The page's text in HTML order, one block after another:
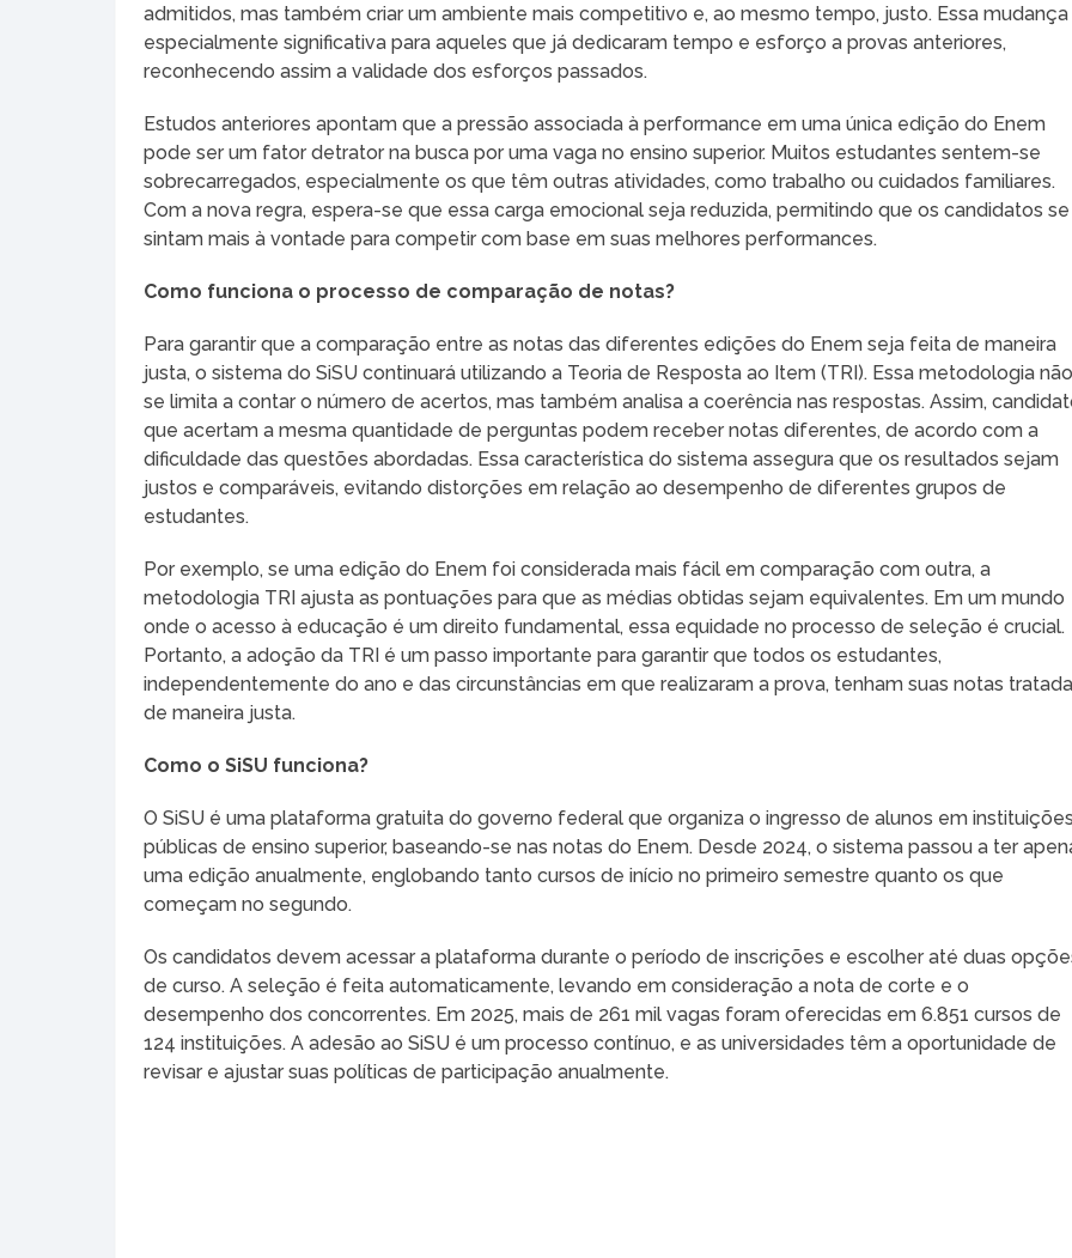
admitidos, mas também criar um ambiente mais competitivo e, ao mesmo tempo, justo. Essa mudança
especialmente significativa para aqueles que já dedicaram tempo e esforço a provas anteriores,
reconhecendo assim a validade dos esforços passados.
Estudos anteriores apontam que a pressão associada à performance em uma única edição do Enem
pode ser um fator detrator na busca por uma vaga no ensino superior. Muitos estudantes sentem-se
sobrecarregados, especialmente os que têm outras atividades, como trabalho ou cuidados familiares.
Com a nova regra, espera-se que essa carga emocional seja reduzida, permitindo que os candidatos se
sintam mais à vontade para competir com base em suas melhores performances.
Como funciona o processo de comparação de notas?
Para garantir que a comparação entre as notas das diferentes edições do Enem seja feita de maneira
justa, o sistema do SiSU continuará utilizando a Teoria de Resposta ao Item (TRI). Essa metodologia não
se limita a contar o número de acertos, mas também analisa a coerência nas respostas. Assim,
que acertam a mesma quantidade de perguntas podem receber notas diferentes, de acordo com a
dificuldade das questões abordadas. Essa característica do sistema assegura que os resultados sejam
justos e comparáveis, evitando distorções em relação ao desempenho de diferentes grupos de
estudantes.
Por exemplo, se uma edição do Enem foi considerada mais fácil em comparação com outra, a
metodologia TRI ajusta as pontuações para que as médias obtidas sejam equivalentes. Em um mundo
onde o acesso à educação é um direito fundamental, essa equidade no processo de seleção é crucial.
Portanto, a adoção da TRI é um passo importante para garantir que todos os estudantes,
independentemente do ano e das circunstâncias em que realizaram a prova, tenham suas notas
de maneira justa.
Como o SiSU funciona?
O SiSU é uma plataforma gratuita do governo federal que organiza o ingresso de alunos em instituições
públicas de ensino superior, baseando-se nas notas do Enem. Desde 2024, o sistema passou a ter
uma edição anualmente, englobando tanto cursos de início no primeiro semestre quanto os que
começam no segundo.
Os candidatos devem acessar a plataforma durante o período de inscrições e escolher até duas
de curso. A seleção é feita automaticamente, levando em consideração a nota de corte e o
desempenho dos concorrentes. Em 2025, mais de 261 mil vagas foram oferecidas em 6.851 cursos de
124 instituições. A adesão ao SiSU é um processo contínuo, e as universidades têm a oportunidade de
revisar e ajustar suas políticas de participação anualmente.